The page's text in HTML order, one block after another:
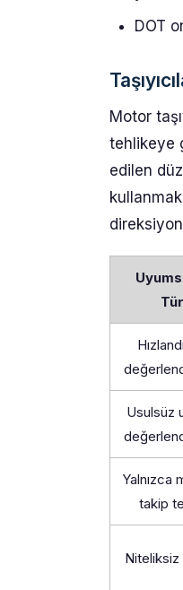
DOT
Motor
tehlikeye
edilen
Usulsüz
Yalnızca
takip